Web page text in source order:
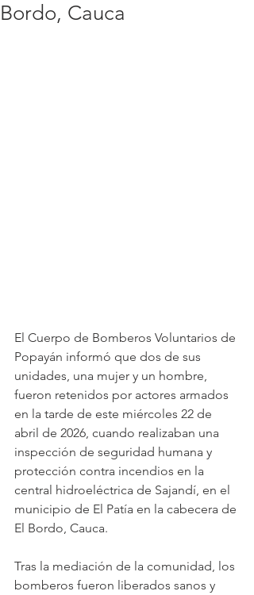
Bordo, Cauca
El Cuerpo de Bomberos Voluntarios de
Popayán informó que dos de sus
unidades, una mujer y un hombre,
fueron retenidos por actores armados
en la tarde de este miércoles 22 de
abril de 2026, cuando realizaban una
inspección de seguridad humana y
protección contra incendios en la
central hidroeléctrica de Sajandí, en el
municipio de El Patía en la cabecera de
El Bordo, Cauca.
Tras la mediación de la comunidad, los
bomberos fueron liberados sanos y